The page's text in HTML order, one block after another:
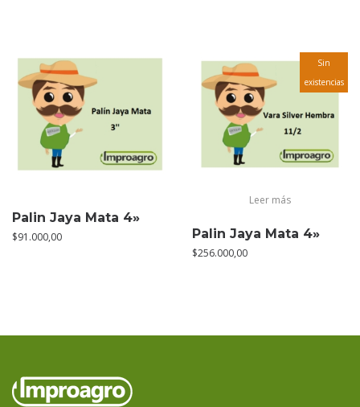
Palin Jaya Mata 4»
$91.000,00
Sin
existencias
Leer más
Palin Jaya Mata 4»
$256.000,00